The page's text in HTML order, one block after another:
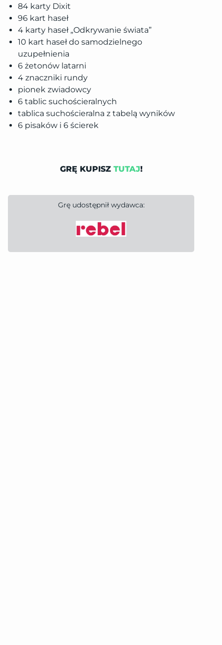
84 karty Dixit
96 kart haseł
4 karty haseł „Odkrywanie świata”
10 kart haseł do samodzielnego
uzupełnienia
6 żetonów latarni
4 znaczniki rundy
pionek zwiadowcy
6 tablic suchościeralnych
tablica suchościeralna z tabelą wyników
6 pisaków i 6 ścierek
GRĘ KUPISZ TUTAJ!
Grę udostępnił wydawca: